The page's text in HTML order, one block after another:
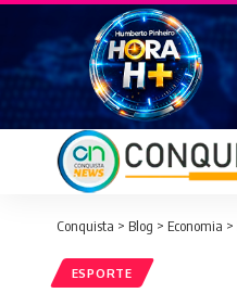
Conquista > Blog > Economia >
ESPORTE